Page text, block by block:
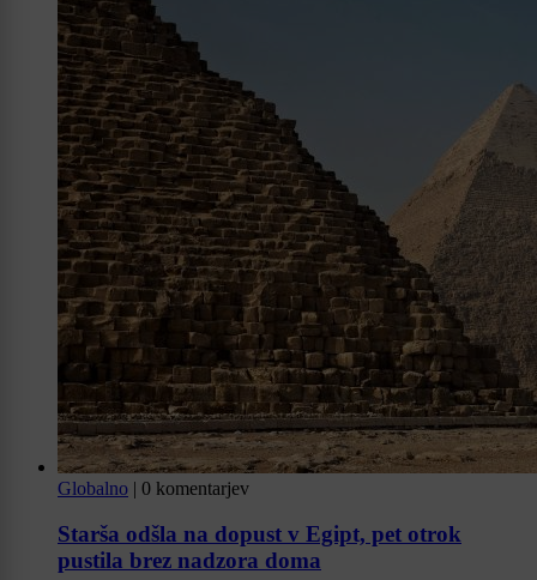
Globalno | 0 komentarjev
Starša odšla na dopust v Egipt, pet otrok
pustila brez nadzora doma